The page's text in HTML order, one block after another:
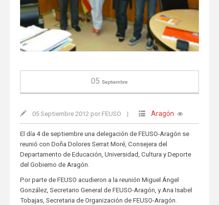
05 Septiembre
05 Septiembre 2012 por FEUSO | Aragón
El día 4 de septiembre una delegación de FEUSO-Aragón se
reunió con Doña Dolores Serrat Moré, Consejera del
Departamento de Educación, Universidad, Cultura y Deporte
del Gobierno de Aragón.
Por parte de FEUSO acudieron a la reunión Miguel Ángel
González, Secretario General de FEUSO-Aragón, y Ana Isabel
Tobajas, Secretaria de Organización de FEUSO-Aragón.